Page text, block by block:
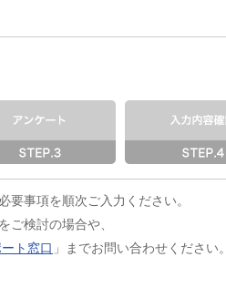
事項を順次ご入力ください。
ご検討の場合や、
ト窓口 」までお問い合わせください。